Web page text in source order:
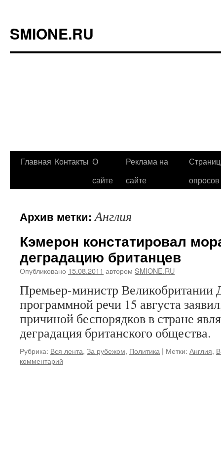
SMIONE.RU
Перейти
Главная Контакты О
сайте
Реклама на
сайте
опросов
Архив метки:Англия
Кэмерон констатировал
деградацию британцев
Опубликовано 15.08.2011 автором SMIONE.RU
Премьер-министр Великобритании
программной речи 15 августа
причиной беспорядков в стране
деградация британского общества.
Рубрика: Вся лента, За рубежом, Политика | Метки: Англия,
комментарий